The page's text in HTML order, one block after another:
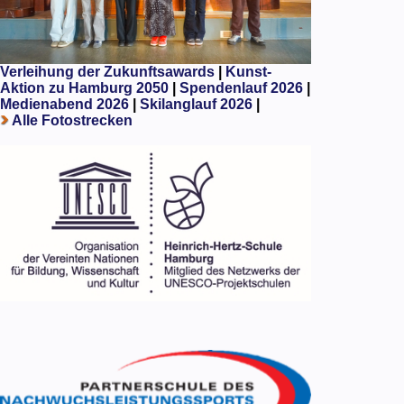
Verleihung der Zukunftsawards|
Kunst-
Aktion zu Hamburg 2050
Spendenlauf 2026|
Medienabend 2026| Skilanglauf 2026|
Alle Fotostrecken